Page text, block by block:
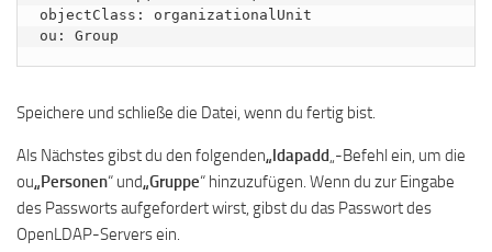
objectClass: organizationalUnit
ou: Group
Speichere und schließe die Datei, wenn du fertig bist.
Als Nächstes gibst du den folgenden„ldapadd„-Befehl ein, um die
ou„Personen“ und„Gruppe“ hinzuzufügen. Wenn du zur Eingabe
des Passworts aufgefordert wirst, gibst du das Passwort des
OpenLDAP-Servers ein.